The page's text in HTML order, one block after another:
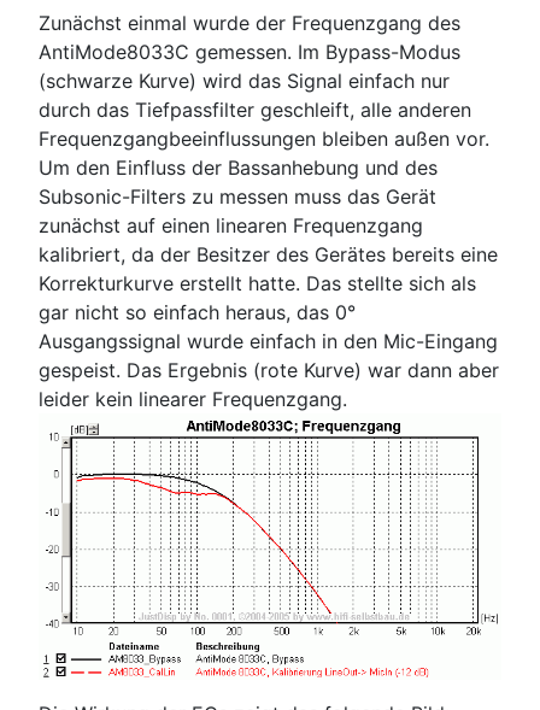
Zunächst einmal wurde der Frequenzgang des
AntiMode8033C gemessen. Im Bypass-Modus
(schwarze Kurve) wird das Signal einfach nur
durch das Tiefpassfilter geschleift, alle anderen
Frequenzgangbeeinflussungen bleiben außen vor.
Um den Einfluss der Bassanhebung und des
Subsonic-Filters zu messen muss das Gerät
zunächst auf einen linearen Frequenzgang
kalibriert, da der Besitzer des Gerätes bereits eine
Korrekturkurve erstellt hatte. Das stellte sich als
gar nicht so einfach heraus, das 0°
Ausgangssignal wurde einfach in den Mic-Eingang
gespeist. Das Ergebnis (rote Kurve) war dann aber
leider kein linearer Frequenzgang.